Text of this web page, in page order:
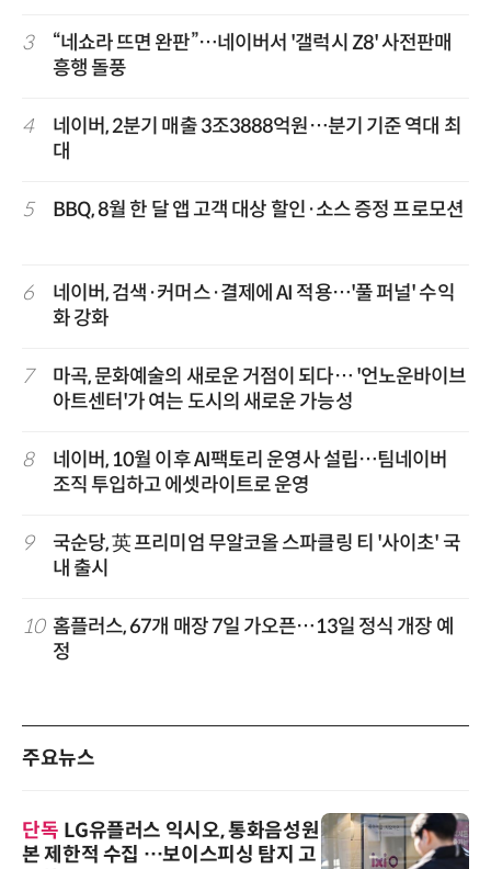
3
“네쇼라 뜨면 완판”…네이버서 '갤럭시 Z8' 사전판매
흥행 돌풍
4
네이버, 2분기 매출 3조3888억원…분기 기준 역대 최
대
5 BBQ, 8월 한 달 앱 고객 대상 할인·소스 증정 프로모션
6
네이버, 검색·커머스·결제에 AI 적용…'풀 퍼널' 수익
화 강화
7
마곡, 문화예술의 새로운 거점이 되다… '언노운바이브
아트센터'가 여는 도시의 새로운 가능성
8
네이버, 10월 이후 AI팩토리 운영사 설립…팀네이버
조직 투입하고 에셋라이트로 운영
9
국순당, 英 프리미엄 무알코올 스파클링 티 '사이초' 국
내 출시
10 홈플러스, 67개 매장 7일 가오픈…13일 정식 개장 예
정
주요뉴스
단독 LG유플러스 익시오, 통화음성원
본 제한적 수집 …보이스피싱 탐지 고